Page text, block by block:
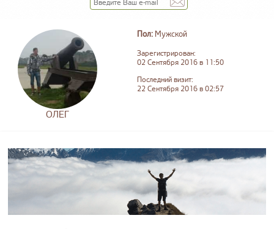
ОЛЕГ
Пол: Мужской
Зарегистрирован:
02 Сентября 2016 в 11:50
Последний визит:
22 Сентября 2016 в 02:57